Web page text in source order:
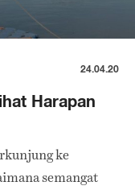
24.04.20
Harapan
ke
semangat